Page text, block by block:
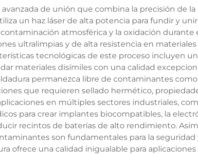
de unión que combina la precisión de
un haz láser de alta potencia para fundir y
atmosférica y la oxidación
ultralimpias y de alta resistencia en
tecnológicas de este proceso incluyen
materiales disímiles con una calidad
permanezca libre de contaminantes
que requieren sellado hermético,
en múltiples sectores industriales,
para crear implantes biocompatibles, la
recintos de baterías de alto rendimiento.
son fundamentales para la
ofrece una calidad inigualable para